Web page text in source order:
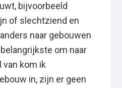
bijvoorbeeld
of slechtziend en
naar gebouwen
om naar
van kom ik
in, zijn er geen